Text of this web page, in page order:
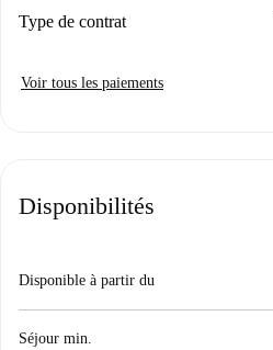
Type de contrat
Voir tous les paiements
Disponibilités
Disponible à partir du
Séjour min.